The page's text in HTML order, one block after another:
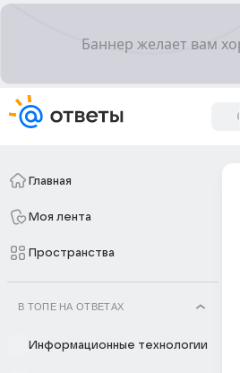
Главная
Моя лента
Пространства
В ТОПЕ НА ОТВЕТАХ
Информационные технологии